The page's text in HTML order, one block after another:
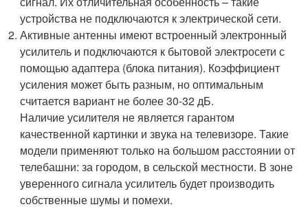
устройства не подключаются к электрической сети.
Активные антенны имеют встроенный электронный
усилитель и подключаются к бытовой электросети с
помощью адаптера (блока питания). Коэффициент
усиления может быть разным, но оптимальным
считается вариант не более 30-32 дБ.
Наличие усилителя не является гарантом
качественной картинки и звука на телевизоре. Такие
модели применяют только на большом расстоянии от
телебашни: за городом, в сельской местности. В зоне
уверенного сигнала усилитель будет производить
собственные шумы и помехи.